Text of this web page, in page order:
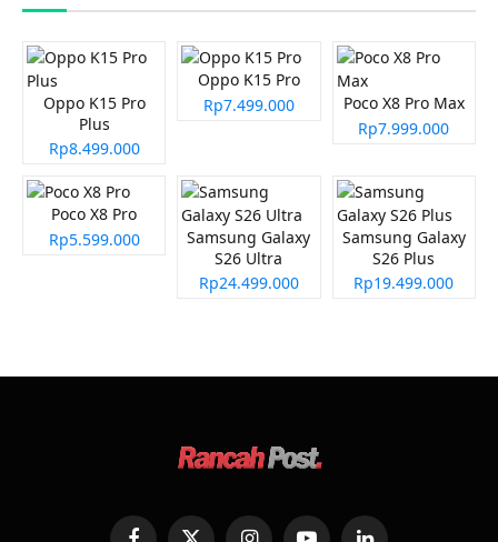
Oppo K15 Pro
Plus
Rp8.499.000
Oppo K15 Pro
Rp7.499.000
Poco X8 Pro Max
Rp7.999.000
Poco X8 Pro
Rp5.599.000
Samsung Galaxy
S26 Ultra
Rp24.499.000
Samsung Galaxy
S26 Plus
Rp19.499.000